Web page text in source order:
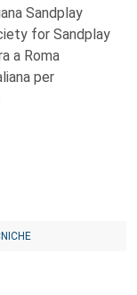
Sandplay
for Sandplay
a Roma
per